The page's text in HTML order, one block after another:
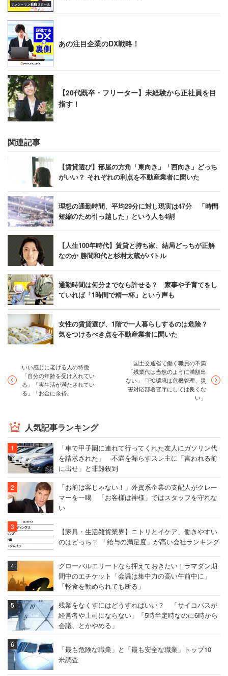
あの注目企業のDX戦略！
【20代既卒・フリーター】未経験から正社員を目
指す！
関連記事
【賃貸選び】部屋の方角「東向き」「西向き」どっち
がいい？ それぞれの利点を不動産業者に聞いた
理想の通勤時間、平均29分に対し現実は47分 「時間
短縮のため引っ越した」という人も4割
【人生100年時代】賃貸と持ち家、結局どっちが正解
なのか 勝間和代と杉村太蔵がバトル
通勤時間は何分までなら許せる？ 家事や子育てをし
ていれば「1時間で精一杯」という声も
女性の賃貸選び、1階で一人暮らしするのは危険？
気をつけるべき点を不動産業者に聞いた
いい感じに老ける人の特徴
「自分の年齢を受け入れてい
る」「実生活が満たされてい
る」「お金に余裕」
国土交通省で働く職員の不満
「残業代は当然のように満額出
ない」「PC環境は危機管理、災
害対応部署官庁にしては良くな
い」
人気記事ランキング
「車で甲子園に連れて行ってくれた友人にガソリン代
を請求された」 不満を漏らすスレ主に「言われる前
に出せ」と非難殺到
「お前は客じゃない！」外資系企業の支配人がクレー
マーを一喝 「お客様は神様」ではスタッフを守れな
い
【家具・生活雑貨業界】ニトリとイケア、働きやすい
のはどっち？ 「給与の満足度」が高い会社ランキング
グローバルエリートなら押えておきたい！ラマダン期
間中のエチケット「会議は集中力の高い午前中に」
「軽食を勧められても断る」
残業をなくすにはどうすればいい？ 「サイコパスが
経営者や上司にならない」「5時半定時なのに6時から
会議、とかやめる」
「最も危険な職業」と「最も安全な職業」トップ10
米調査